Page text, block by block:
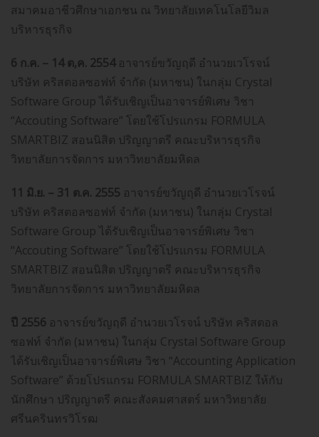
สมาคมอาชีวศึกษาเอกชน ณ วิทยาลัยเทคโนโลยีวิมล
บริหารธุรกิจ
6 ก.ค. – 14 ต,ค. 2554อาจารย์ขวัญฤดี อำนวยเวโรจน์
บริษัท คริสตอลซอฟท์ จำกัด (มหาชน) ในกลุ่ม Crystal
Software Group ได้รับเชิญเป็นอาจารย์พิเศษ วิชา
“Accouting Software” โดยใช้โปรแกรม FORMULA
SMARTBIZ สอนนิสิต ปริญญาตรี คณะบริหารธุรกิจ
วิทยาลัยการจัดการ มหาวิทยาลัยมหิดล
11 มิ.ย. – 31 ต.ค. 2555 อาจารย์ขวัญฤดี อำนวยเวโรจน์
บริษัท คริสตอลซอฟท์ จำกัด (มหาชน) ในกลุ่ม Crystal
Software Group ได้รับเชิญเป็นอาจารย์พิเศษ วิชา
“Accouting Software” โดยใช้โปรแกรม FORMULA
SMARTBIZ สอนนิสิต ปริญญาตรี คณะบริหารธุรกิจ
วิทยาลัยการจัดการ มหาวิทยาลัยมหิดล
ปี 2556 อาจารย์ขวัญฤดี อำนวยเวโรจน์ บริษัท คริสตอล
ซอฟท์ จำกัด (มหาชน) ในกลุ่ม Crystal Software Group
ได้รับเชิญเป็นอาจารย์พิเศษ วิชา “Accounting Application
Software” ด้วยโปรแกรม FORMULA SMARTBIZ ให้กับ
นักศึกษา ปริญญาตรี คณะสังคมศาสตร์ มหาวิทยาลัย
ศรีนครินทรวิโรฒ